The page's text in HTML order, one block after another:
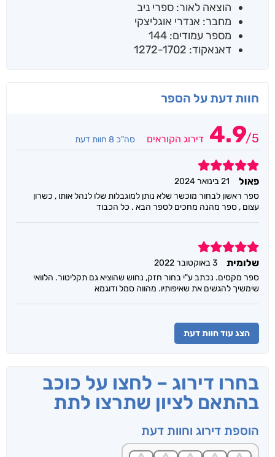
הוצאה לאור: ספרי ניב
מחבר: אנדרי אוגליצקי
מספר עמודים: 144
דאנאקוד: 1272-1702
חוות דעת על הספר
4.9/5 דירוג הקוראים סה"כ 8 חוות דעת
5
פאול
21 בינואר 2024
ספר ראשון לבחור מוכשר שלא נותן למוגבלות שלו לנהל אותו , כשרון
עצום , ספר מהנה מחכים לספר הבא . כל הכבוד
5
שלומית
3 באוקטובר 2022
ספר מקסים. נכתב ע"י בחור חזק, נחוש שהוציא גם תקליטור. הלוואי
שימשיך להגשים את שאיפותיו. מהווה סמל ודוגמא
הצג עוד חוות דעת
בחרו דירוג – לחצו על כוכב
בהתאם לציון שתרצו לתת
הוספת דירוג וחוות דעת